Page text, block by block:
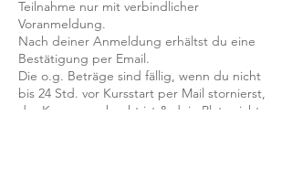
Teilnahme nur mit verbindlicher
Voranmeldung.
Nach deiner Anmeldung erhältst du eine
Bestätigung per Email.
Die o.g. Beträge sind fällig, wenn du nicht
bis 24 Std. vor Kursstart per Mail stornierst,
der Kurs ausgebucht ist & dein Platz nicht